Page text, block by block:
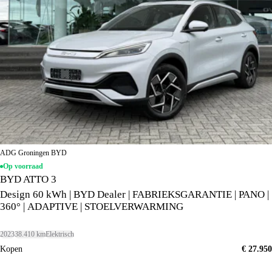
ADG Groningen BYD
Op voorraad
BYD ATTO 3
Design 60 kWh | BYD Dealer | FABRIEKSGARANTIE | PANO |
360° | ADAPTIVE | STOELVERWARMING
202338.410 kmElektrisch
Kopen
€ 27.950